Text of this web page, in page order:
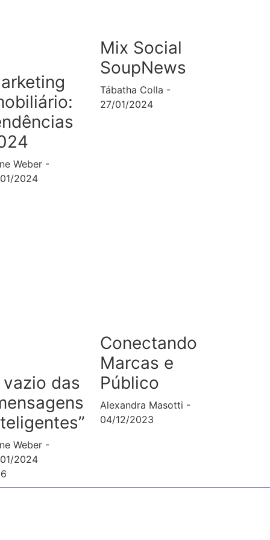
Weber
2024
Mix Social
SoupNews
Tábatha Colla
27/01/2024
vazio das
Weber
2024
Conectando
Marcas e
Público
Alexandra Masotti
04/12/2023